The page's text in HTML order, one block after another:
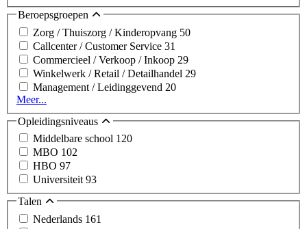
Beroepsgroepen
Zorg / Thuiszorg / Kinderopvang 50
Callcenter / Customer Service 31
Commercieel / Verkoop / Inkoop 29
Winkelwerk / Retail / Detailhandel 29
Management / Leidinggevend 20
Meer...
Opleidingsniveaus
Middelbare school 120
MBO 102
HBO 97
Universiteit93
Talen
Nederlands 161